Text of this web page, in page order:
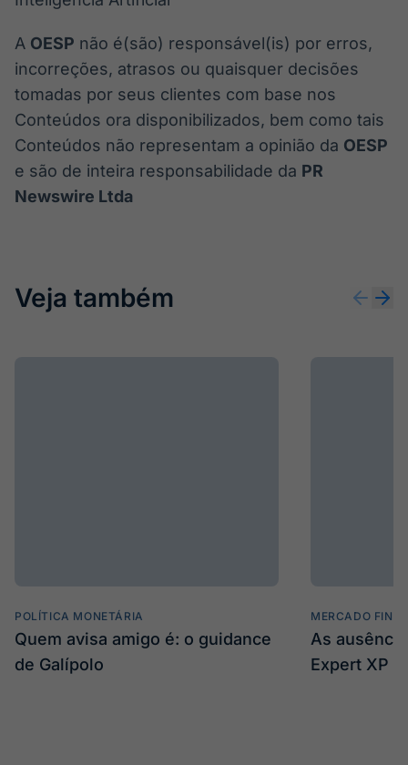
A OESP não é(são) responsável(is) por erros,
incorreções, atrasos ou quaisquer decisões
tomadas por seus clientes com base nos
Conteúdos ora disponibilizados, bem como tais
Conteúdos não representam a opinião da OESP
e são de inteira responsabilidade da PR
Newswire Ltda
Veja também
POLÍTICA MONETÁRIA
Quem avisa amigo é: o guidance
de Galípolo
MERCADO
As
Expert XP